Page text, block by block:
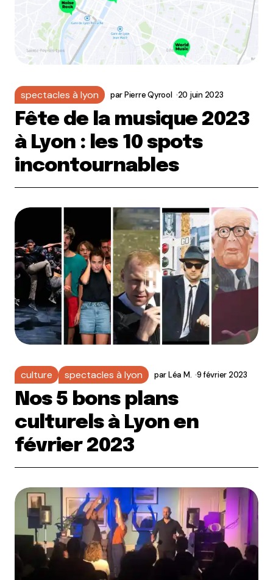
spectacles à lyon parPierre Qyrool 20 juin 2023
Fête de la musique 2023
à Lyon : les 10 spots
incontournables
culture spectacles à lyon parLéa M. 9 février 2023
Nos 5 bons plans
culturels à Lyon en
février 2023